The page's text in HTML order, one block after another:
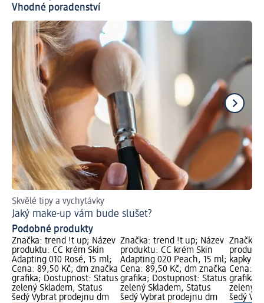
Vhodné poradenství
Skvělé tipy a vychytávky
Jaký make-up vám bude slušet?
Podobné produkty
Značka: trend !t up; Název
produktu: CC krém Skin
Adapting 010 Rosé, 15 ml;
Cena: 89,50 Kč; dm značka
grafika; Dostupnost: Status
zelený Skladem, Status
šedý Vybrat prodejnu dm
Značka: trend !t up; Název
produktu: CC krém Skin
Adapting 020 Peach, 15 ml;
Cena: 89,50 Kč; dm značka
grafika; Dostupnost: Status
zelený Skladem, Status
šedý Vybrat prodejnu dm
Značka:
kapky
Cena:
grafika;
zelený
šedý